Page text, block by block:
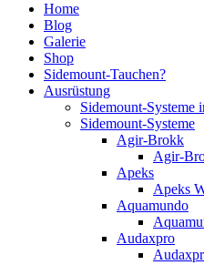
Home
Blog
Galerie
Shop
Sidemount-Tauchen?
Ausrüstung
Sidemount-Systeme
Sidemount-Systeme
Agir-Brokk
Agir-
Apeks
Apeks
Aquamundo
Audaxpro